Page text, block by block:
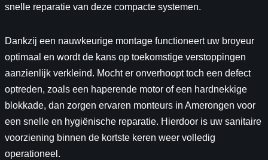
snelle reparatie van deze compacte systemen.
Dankzij een nauwkeurige montage functioneert uw broyeur
optimaal en wordt de kans op toekomstige verstoppingen
aanzienlijk verkleind. Mocht er onverhoopt toch een defect
optreden, zoals een haperende motor of een hardnekkige
blokkade, dan zorgen ervaren monteurs in Amerongen voor
een snelle en hygiënische reparatie. Hierdoor is uw sanitaire
voorziening binnen de kortste keren weer volledig
operationeel.